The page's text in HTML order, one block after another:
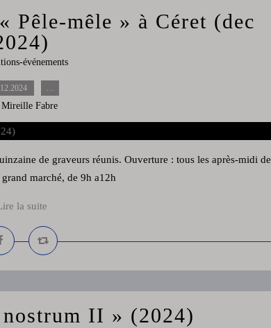
Pêle-mêle » à Céret (dec
événements
…
Mireille Fabre
de graveurs réunis. Ouverture : tous les après-midi de
marché, de 9h a12h
la suite
II » (2024)